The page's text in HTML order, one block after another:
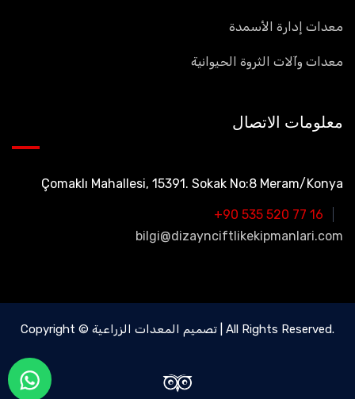
معدات إدارة الأسمدة
معدات وآلات الثروة الحيوانية
معلومات الاتصال
Çomaklı Mahallesi, 15391. Sokak No:8 Meram/Konya
+90 535 520 77 16
bilgi@dizaynciftlikekipmanlari.com
Copyright © تصميم المعدات الزراعية | All Rights Reserved.